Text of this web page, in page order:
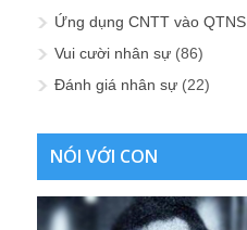
Ứng dụng CNTT vào QTNS
Vui cười nhân sự (86)
Đánh giá nhân sự (22)
NÓI VỚI CON